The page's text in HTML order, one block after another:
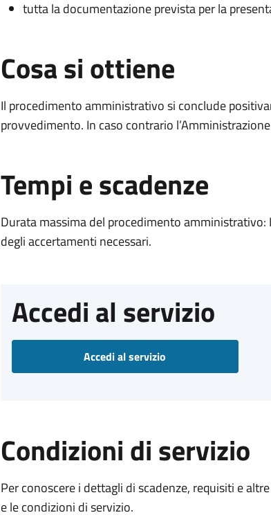
tutta la documentazione prevista per la
Cosa si ottiene
Il procedimento amministrativo si conclude
provvedimento. In caso contrario
Tempi e scadenze
Durata massima del procedimento
degli accertamenti necessari.
Accedi al servizio
Accedi al servizio
Condizioni di servizio
Per conoscere i dettagli di scadenze, requisiti e
e le condizioni di servizio.